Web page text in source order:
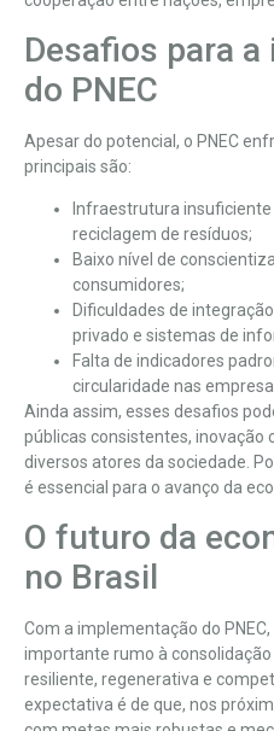
Desafios para
do PNEC
Apesar do potencial, o PNEC
principais são:
Infraestrutura
reciclagem de resíduos;
Baixo nível de
consumidores;
Dificuldades de
privado e sistemas de
Falta de indicadores
circularidade nas
Ainda assim, esses desafios
públicas consistentes, inovação
diversos atores da sociedade.
é essencial para o avanço da
O futuro da
no Brasil
Com a implementação do
importante rumo à
resiliente, regenerativa e
expectativa é de que, nos